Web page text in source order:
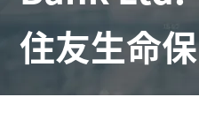
住友生命